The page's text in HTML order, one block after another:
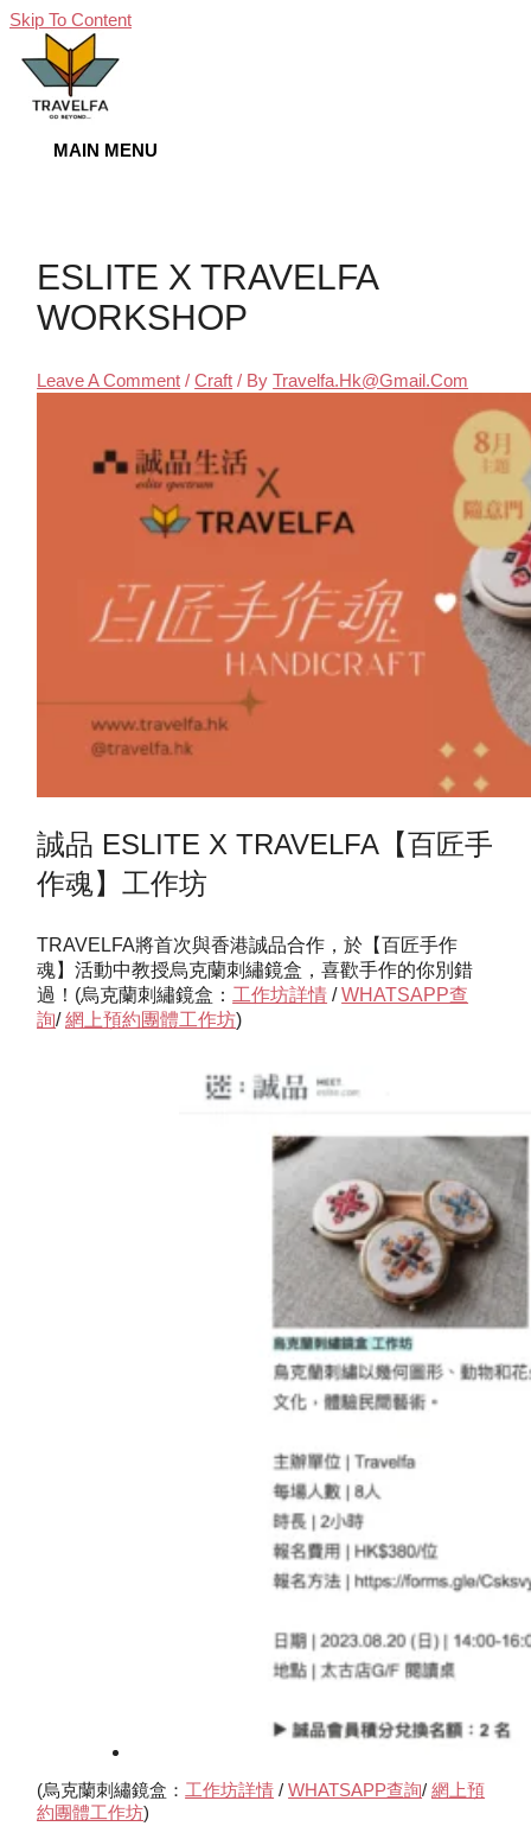
Skip To Content
MAIN MENU
ESLITE X TRAVELFA
WORKSHOP
Leave A Comment /Craft / ByTravelfa.hk@gmail.com
誠品 ESLITE X TRAVELFA【百匠手
作魂】工作坊
TRAVELFA將首次與香港誠品合作，於【百匠手作
魂】活動中教授烏克蘭刺繡鏡盒，喜歡手作的你別錯
過！(烏克蘭刺繡鏡盒：工作坊詳情 /WHATSAPP查
詢/網上預約團體工作坊)
(烏克蘭刺繡鏡盒： 工作坊詳情 /WHATSAPP查詢/網上預
約團體工作坊)